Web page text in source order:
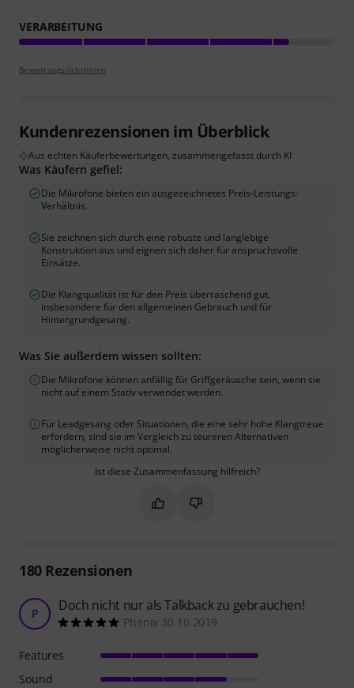
VERARBEITUNG
Bewertungsrichtlinien
Kundenrezensionen im Überblick
Aus echten Käuferbewertungen, zusammengefasst durch KI
Was Käufern gefiel:
Die Mikrofone bieten ein ausgezeichnetes Preis-Leistungs-
Verhältnis.
Sie zeichnen sich durch eine robuste und langlebige
Konstruktion aus und eignen sich daher für anspruchsvolle
Einsätze.
Die Klangqualität ist für den Preis überraschend gut,
insbesondere für den allgemeinen Gebrauch und für
Hintergrundgesang.
Was Sie außerdem wissen sollten:
Die Mikrofone können anfällig für Griffgeräusche sein, wenn sie
nicht auf einem Stativ verwendet werden.
Für Leadgesang oder Situationen, die eine sehr hohe Klangtreue
erfordern, sind sie im Vergleich zu teureren Alternativen
möglicherweise nicht optimal.
Ist diese Zusammenfassung hilfreich?
Markieren Sie diese
Markieren Sie diese
180Rezensionen
P Doch nicht nur als Talkback zu gebrauchen!
Phenix 30.10.2019
Features
Sound